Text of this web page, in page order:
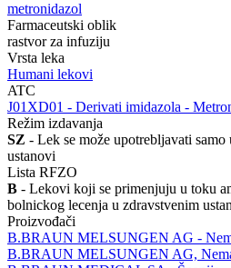
metronidazol
Farmaceutski oblik
rastvor za infuziju
Vrsta leka
Humani lekovi
ATC
‍J01XD01 - Derivati imidazola -
Režim izdavanja
SZ - Lek se može upotrebljavati
ustanovi
Lista RFZO
B - Lekovi koji se primenjuju u toku
bolnickog lecenja u zdravstvenim
Proizvođači
B.BRAUN MELSUNGEN AG -
B.BRAUN MELSUNGEN AG,